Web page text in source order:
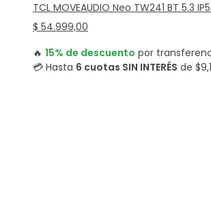
TCL MOVEAUDIO Neo TW241 BT 5.3
El
precio
original
$ 54.999,00
actual
🔥 15% de descuento por
💳 Hasta 6 cuotas SIN INTERÉS de